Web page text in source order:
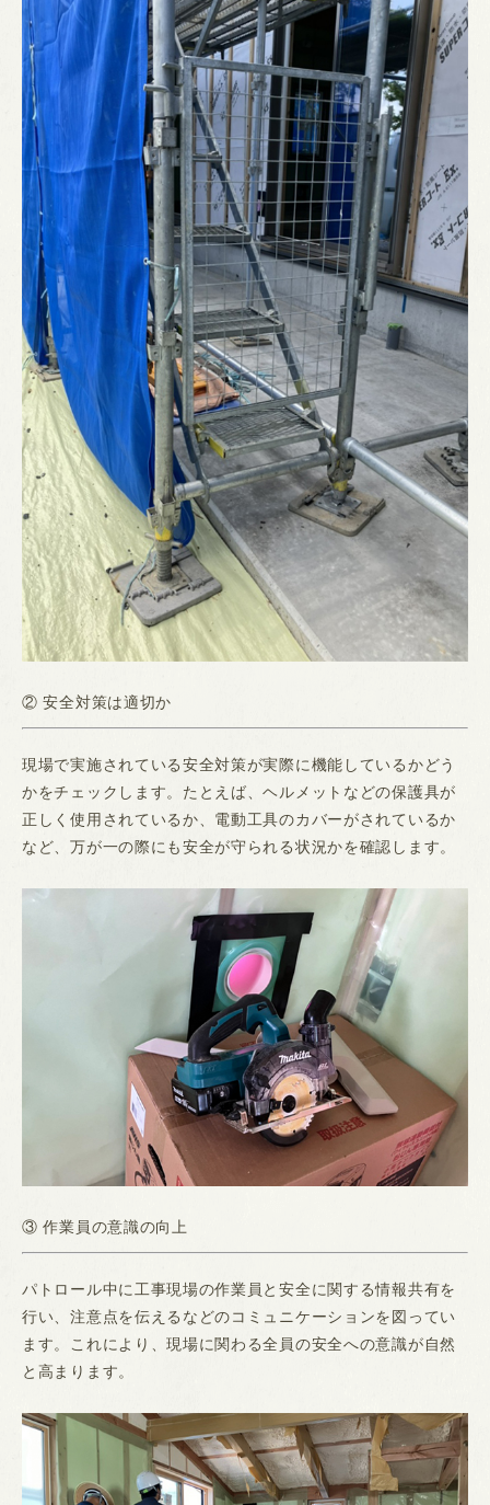
② 安全対策は適切か
現場で実施されている安全対策が実際に機能しているかどう
かをチェックします。たとえば、ヘルメットなどの保護具が
正しく使用されているか、電動工具のカバーがされているか
など、万が一の際にも安全が守られる状況かを確認します。
③ 作業員の意識の向上
パトロール中に工事現場の作業員と安全に関する情報共有を
行い、注意点を伝えるなどのコミュニケーションを図ってい
ます。これにより、現場に関わる全員の安全への意識が自然
と高まります。